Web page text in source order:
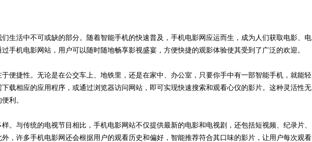
生活中不可或缺的部分。随着智能手机的快速普及，手机电影网应运而生，成为人们获取电影、电
手机电影网站，用户可以随时随地畅享影视盛宴，方便快捷的观影体验使其受到了广泛的欢迎。
便捷性。无论是在公交车上、地铁里，还是在家中、办公室，只要你手中有一部智能手机，就能轻
载相应的应用程序，或通过浏览器访问网站，即可实现快速搜索和观看心仪的影片。这种灵活性无
利。
。与传统的电视节目相比，手机电影网站不仅提供最新的电影和电视剧，还包括短视频、纪录片、
，许多手机电影网还会根据用户的观看历史和偏好，智能推荐符合其口味的影片，让用户每次观看